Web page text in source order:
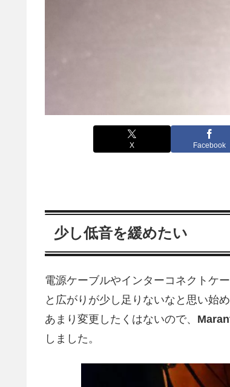
X Facebook
少し低音を緩めたい
電源ケーブルやインターコネクトケ
と広がりが少し足りないなと思い始
あまり変更したくはないので、
しました。